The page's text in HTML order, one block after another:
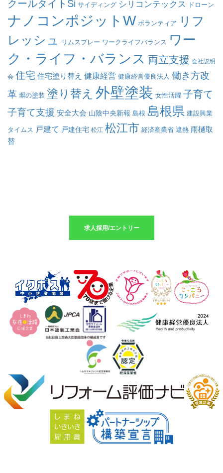
クールタイトSi サイディング シリコンテックス ドローン
ナノコンポジットW ボランティア
リフ
レッシュ
リムスプレー ワークライフバランス ワー
ク・ライフ・バランス 両立支援 会社説明
会 住宅 住宅塗り替え 健康経営 健康経営優良法人 働き方改
革 塀の塗装 塗り替え 外壁塗装 女性活躍 子育て
子育て支援 安全大会 山陰中央新報 島根 島根県 建設興業
タイムス 戸建て 戸建住宅 松江 松江市 経済産業省 遮熱 雨樋取
替
求人採用/エントリー